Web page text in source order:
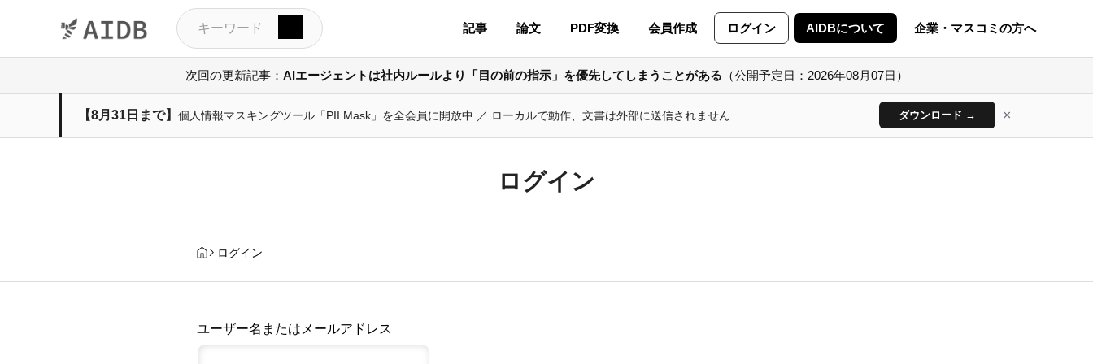
記事 論文 PDF変換 会員作成 ログイン AIDBについて 企業・マスコミの方へ
次回の更新記事： AIエージェントは社内ルールより「目の前の指示」を優先してしまうことがある （公開予定日：2026年08月07日）
【8月31日まで】 個人情報マスキングツール「PII Mask」を全会員に開放中 ／ ローカルで動作、文書は外部に送信されません ダウンロード → ×
ログイン
ログイン
ユーザー名またはメールアドレス